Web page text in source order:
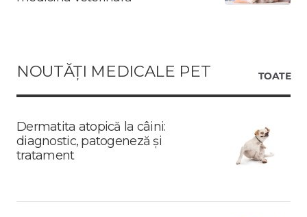
NOUTĂȚI MEDICALE PET TOATE
Dermatita atopică la câini:
diagnostic, patogeneză și
tratament